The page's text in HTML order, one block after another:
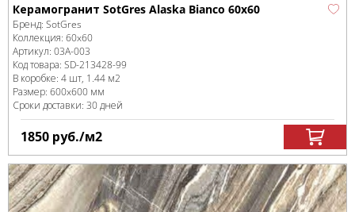
Керамогранит SotGres Alaska Bianco 60x60
Бренд: SotGres
Коллекция: 60x60
Артикул: 03А-003
Код товара: SD-213428-99
В коробке: 4 шт, 1.44 м2
Размер: 600x600 мм
Сроки доставки: 30 дней
1850 руб./м2